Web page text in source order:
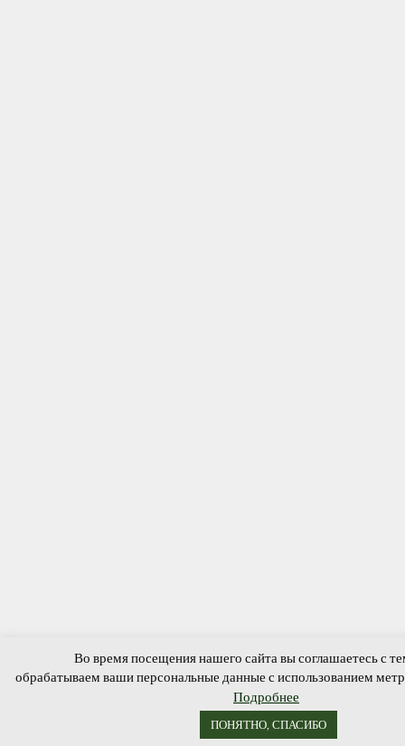
Во время посещения нашего сайта вы соглашаетесь с
обрабатываем ваши персональные данные с использованием
Подробнее
ПОНЯТНО, СПАСИБО